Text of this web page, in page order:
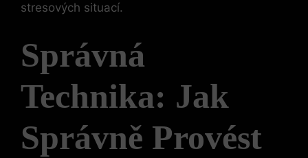
stresových situací.
Správná
Technika: Jak
Správně Provést